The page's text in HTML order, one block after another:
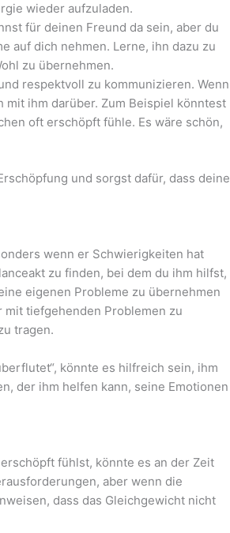
wieder aufzuladen.
für deinen Freund da sein, aber du
auf dich nehmen. Lerne, ihn dazu zu
zu übernehmen.
respektvoll zu kommunizieren. Wenn
ihm darüber. Zum Beispiel könntest
oft erschöpft fühle. Es wäre schön,
und sorgst dafür, dass deine
wenn er Schwierigkeiten hat
zu finden, bei dem du ihm hilfst,
eigenen Probleme zu übernehmen
tiefgehenden Problemen zu
tragen.
könnte es hilfreich sein, ihm
der ihm helfen kann, seine Emotionen
fühlst, könnte es an der Zeit
aber wenn die
dass das Gleichgewicht nicht